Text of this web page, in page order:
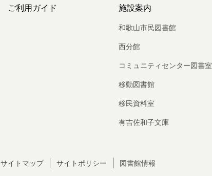
ご利用ガイド 施設案内
和歌山市民図書館
西分館
コミュニティセンター図書室
移動図書館
移民資料室
有吉佐和子文庫
サイトマップ サイトポリシー 図書館情報